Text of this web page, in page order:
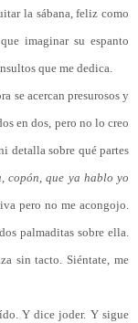
la sábana, feliz como
imaginar su espanto
que me dedica.
se acercan presurosos y
en dos, pero no lo creo
detalla sobre qué partes
copón, que ya hablo yo
pero no me acongojo.
palmaditas sobre ella.
sin tacto. Siéntate, me
Y dice joder. Y sigue